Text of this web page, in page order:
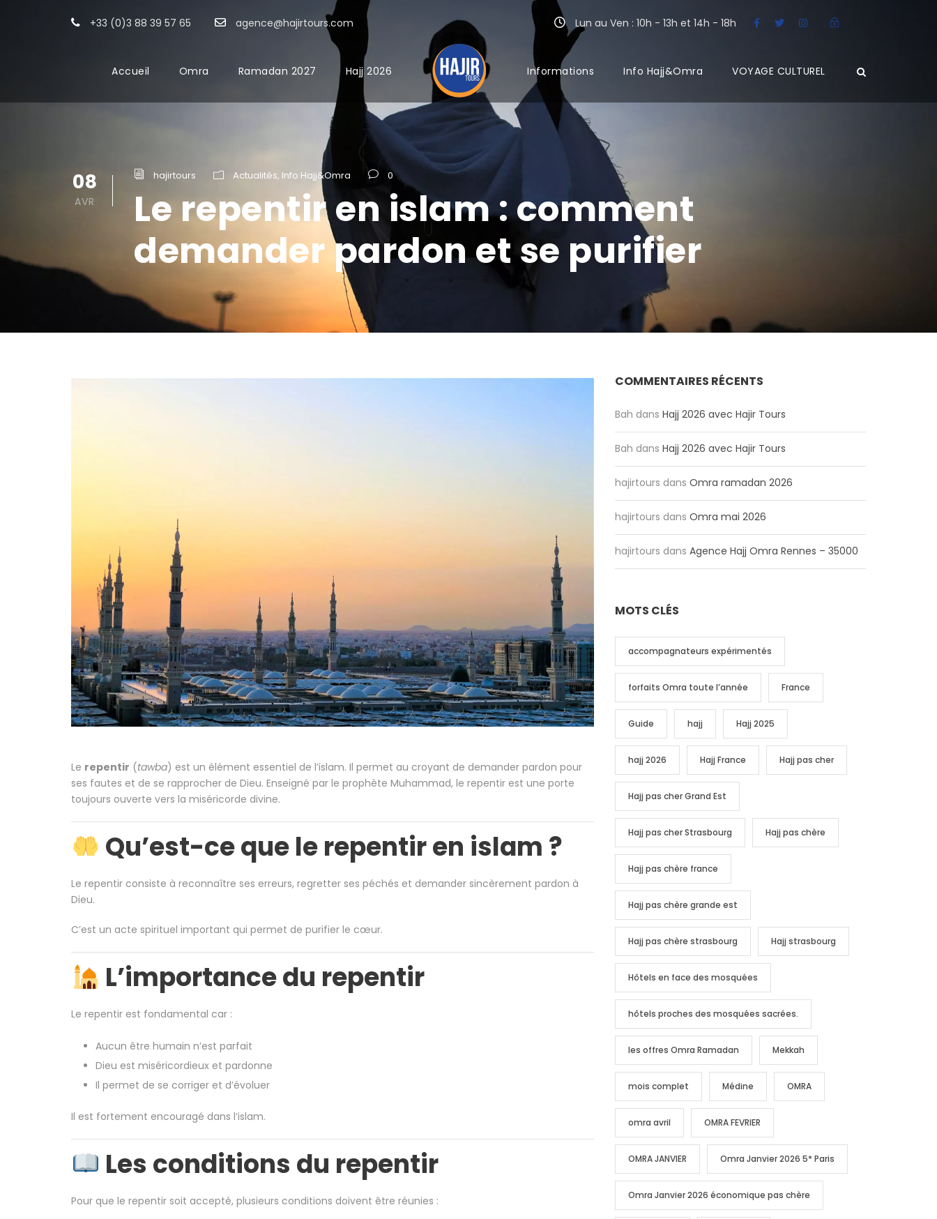
+33 (0)3 88 39 57 65 agence@hajirtours.com Lun au Ven : 10h - 13h et 14h - 18h
Accueil Omra Ramadan 2027 Hajj 2026 Informations Info Hajj&Omra VOYAGE CULTUREL
08
AVR
hajirtours Actualités, Info Hajj&Omra 0
Le repentir en islam : comment
demander pardon et se purifier
Le repentir (tawba) est un élément essentiel de l’islam. Il permet au croyant de demander pardon pour
ses fautes et de se rapprocher de Dieu. Enseigné par le prophète Muhammad, le repentir est une porte
toujours ouverte vers la miséricorde divine.
Qu’est-ce que le repentir en islam ?
Le repentir consiste à reconnaître ses erreurs, regretter ses péchés et demander sincèrement pardon à
Dieu.
C’est un acte spirituel important qui permet de purifier le cœur.
L’importance du repentir
Le repentir est fondamental car :
Aucun être humain n’est parfait
Dieu est miséricordieux et pardonne
Il permet de se corriger et d’évoluer
Il est fortement encouragé dans l’islam.
Les conditions du repentir
Pour que le repentir soit accepté, plusieurs conditions doivent être réunies :
COMMENTAIRES RÉCENTS
Bah dansHajj 2026 avec Hajir Tours
Bah dansHajj 2026 avec Hajir Tours
hajirtours dansOmra ramadan 2026
hajirtours dansOmra mai 2026
hajirtours dansAgence Hajj Omra Rennes – 35000
MOTS CLÉS
accompagnateurs expérimentés
forfaits Omra toute l’année France
Guide hajj Hajj 2025
hajj 2026 Hajj France Hajj pas cher
Hajj pas cher Grand Est
Hajj pas cher Strasbourg Hajj pas chère
Hajj pas chère france
Hajj pas chère grande est
Hajj pas chère strasbourg Hajj strasbourg
Hôtels en face des mosquées
hôtels proches des mosquées sacrées.
les offres Omra Ramadan Mekkah
mois complet Médine OMRA
omra avril OMRA FEVRIER
OMRA JANVIER Omra Janvier 2026 5* Paris
Omra Janvier 2026 économique pas chère